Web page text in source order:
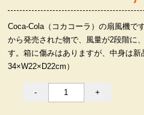
服飾小
Coca-Cola（コカコーラ）の扇風機で
から発売された物で、風量が2段階に
す。箱に傷みはありますが、中身は
34×W22×D22cm）